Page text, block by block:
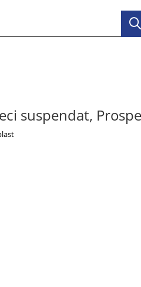
suspendat,